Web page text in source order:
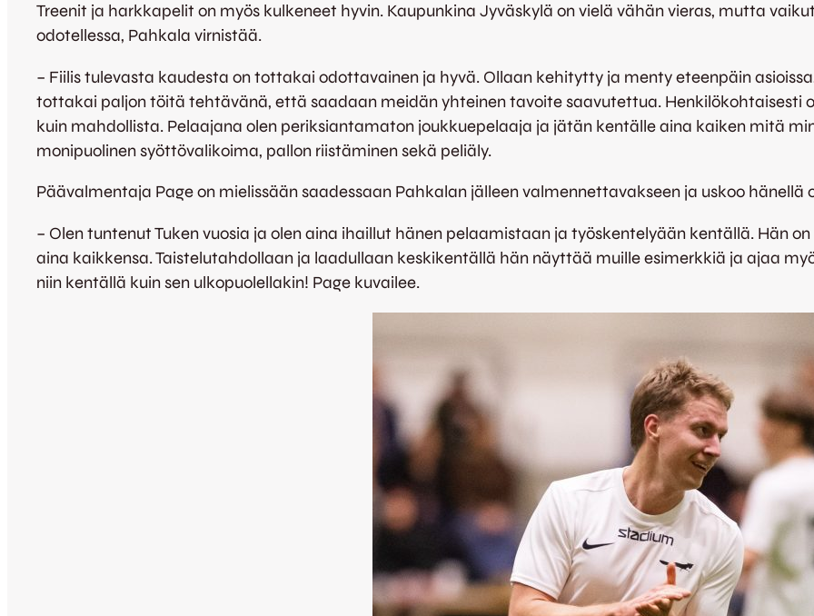
Treenit ja harkkapelit on myös kulkeneet hyvin. Kaupunkina Jyväskylä on vielä vähän vieras, mutta
odotellessa, Pahkala virnistää.
– Fiilis tulevasta kaudesta on tottakai odottavainen ja hyvä. Ollaan kehitytty ja menty eteenpäin
tottakai paljon töitä tehtävänä, että saadaan meidän yhteinen tavoite saavutettua. Henkilökohtaisesti
kuin mahdollista. Pelaajana olen periksiantamaton joukkuepelaaja ja jätän kentälle aina kaiken mitä
monipuolinen syöttövalikoima, pallon riistäminen sekä peliäly.
Päävalmentaja Page on mielissään saadessaan Pahkalan jälleen valmennettavakseen ja uskoo hänellä
– Olen tuntenut Tuken vuosia ja olen aina ihaillut hänen pelaamistaan ja työskentelyään kentällä. Hän
aina kaikkensa. Taistelutahdollaan ja laadullaan keskikentällä hän näyttää muille esimerkkiä ja ajaa
niin kentällä kuin sen ulkopuolellakin! Page kuvailee.